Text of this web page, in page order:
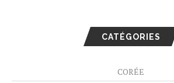
CATÉGORIES
CORÉE